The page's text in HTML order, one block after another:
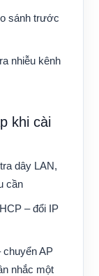
sánh trước
nhiễu kênh
khi cài
dây LAN,
cần
– đổi IP
chuyển AP
nhắc một